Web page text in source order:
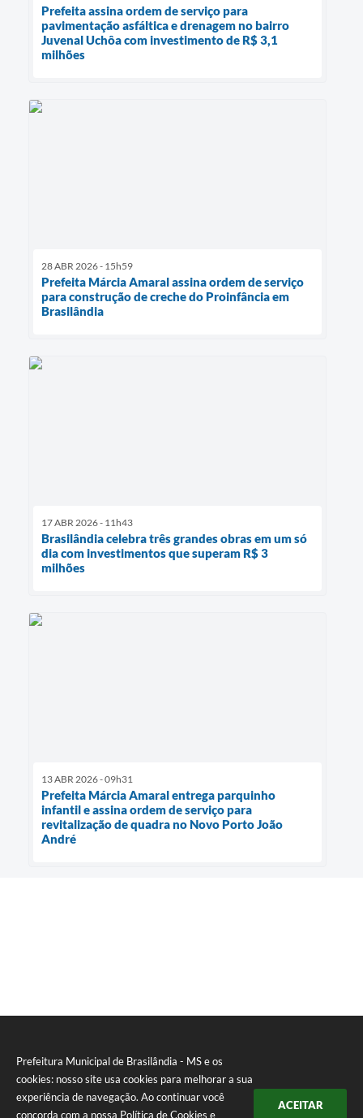
Prefeitura Municipal de Brasilândia - MS e os
cookies: nosso site usa cookies para melhorar a sua
experiência de navegação. Ao continuar você
concorda com a nossa Política de Cookies e
ACEITAR
Prefeita assina ordem de serviço para
pavimentação asfáltica e drenagem no bairro
Juvenal Uchôa com investimento de R$ 3,1
milhões
28 ABR 2026 - 15h59
Prefeita Márcia Amaral assina ordem de serviço
para construção de creche do Proinfância em
Brasilândia
17 ABR 2026 - 11h43
Brasilândia celebra três grandes obras em um só
dia com investimentos que superam R$ 3
milhões
13 ABR 2026 - 09h31
Prefeita Márcia Amaral entrega parquinho
infantil e assina ordem de serviço para
revitalização de quadra no Novo Porto João
André